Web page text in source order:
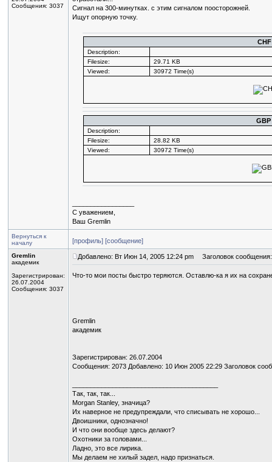
Сообщения: 3037
Сигнал на 300-минутках. с этим сигналом поосторожней.
Ищут опорную точку.
Description:
Filesize:
29.71 KB
Viewed:
30972 Time(s)
GBP
Description:
Filesize:
28.82 KB
Viewed:
30972 Time(s)
С уважением,
Ваш Gremlin
Вернуться к
началу
[профиль] [сообщение]
Gremlin
академик
Зарегистрирован:
26.07.2004
Сообщения: 3037
Добавлено: Вт Июн 14, 2005 12:24 pm Заголовок сообщения:
Что-то мои посты быстро теряются. Оставлю-ка я их на
Gremlin
академик
Зарегистрирован: 26.07.2004
Сообщения: 2073 Добавлено: 10 Июн 2005 22:29 Заголовок
Так, так, так...
Morgan Stanley, значица?
Их наверное не предупреждали, что списывать не хорошо...
Двоишники, однозначно!
И что они вообще здесь делают?
Охотники за головами...
Ладно, это все лирика.
Мы делаем не хилый задел, надо признаться.